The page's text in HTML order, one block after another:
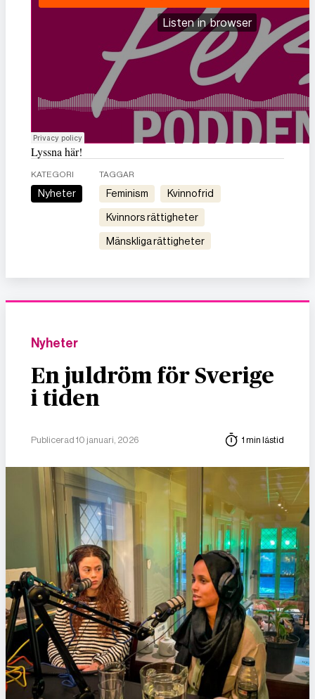
Lyssna här!
KATEGORI
Nyheter
TAGGAR
feminism kvinnofrid
kvinnors rättigheter
mänskliga rättigheter
Nyheter
En juldröm för Sverige
i tiden
Publicerad 10 januari, 2026 1 min lästid